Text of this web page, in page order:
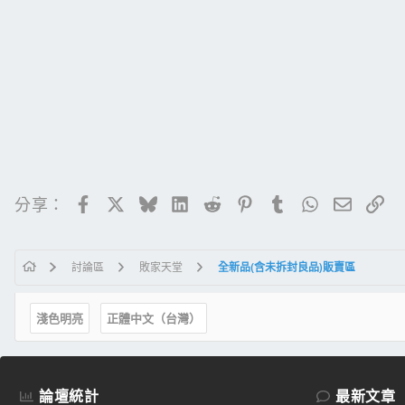
分享： FacebookBlueskyLinkedIn
RedditPinterestTumblrWhatsApp
電子郵件
連結
討論區 敗家天堂 全新品(含未拆封良品)販賣區
淺色明亮 正體中文（台灣）
論壇統計 最新文章